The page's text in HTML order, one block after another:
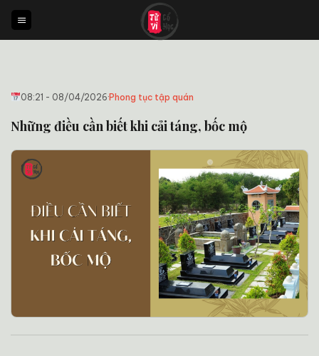
qua
nội
08:21 - 08/04/2026·Phong tục tập quán
Những điều cần biết khi cải táng, bốc mộ